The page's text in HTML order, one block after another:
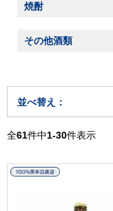
焼酎
その他酒類
並べ替え：
全61件中1-30件表示